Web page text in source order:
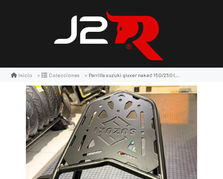
Inicio Colecciones Parrilla suzuki gixxer naked 150/250 (2023-26) -rk